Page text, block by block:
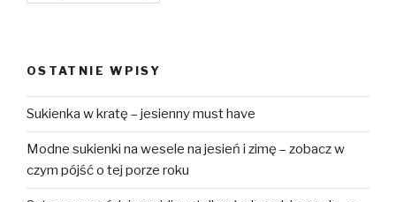
OSTATNIE WPISY
Sukienka w kratę – jesienny must have
Modne sukienki na wesele na jesień i zimę – zobacz w
czym pójść o tej porze roku